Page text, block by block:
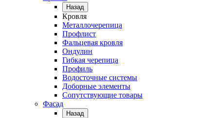
Назад
Кровля
Металлочерепица
Профлист
Фальцевая кровля
Ондулин
Гибкая черепица
Профиль
Водосточные системы
Доборные элементы
Сопутствующие товары
Фасад
Назад